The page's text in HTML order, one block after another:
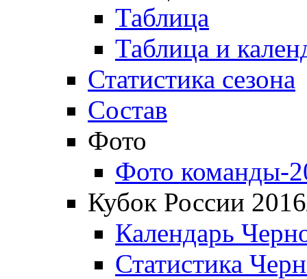
Таблица
Таблица и
Статистика сезона
Состав
Фото
Фото команды-
Кубок России
Календарь
Статистика